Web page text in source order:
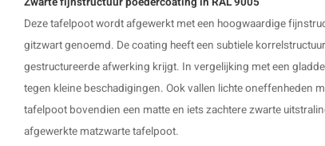
Deze tafelpoot wordt afgewerkt met een hoogwaardige
gitzwart genoemd. De coating heeft een subtiele
gestructureerde afwerking krijgt. In vergelijking met een
tegen kleine beschadigingen. Ook vallen lichte oneffenheden
tafelpoot bovendien een matte en iets zachtere zwarte
afgewerkte matzwarte tafelpoot.